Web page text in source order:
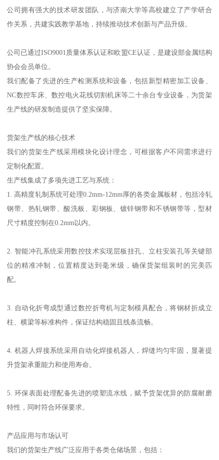
公司拥有强大的技术研发团队，与济南大学等高校建立了产学研合
作关系，共建实践教学基地，持续推动技术创新与产品升级。
公司已通过ISO9001质量体系认证和欧盟CE认证，是建设部金属结构
协会会员单位。
我们配备了先进的生产检测系统和设备，包括新型精密加工设备、
NC数控车床、数控电火花线切割机床等二十余台专业设备，为货架
生产线的研发制造提供了坚实保障。
货架生产线的核心技术
我们的货架生产线采用模块化设计理念，可根据客户不同需求进行
定制化配置。
生产线集成了多项先进工艺与系统：
1. 高精度轧制系统可处理0.2mm-12mm厚的各类金属板材，包括冷轧
钢带、热轧钢带、酸洗板、彩钢板、镀锌钢带和不锈钢带等，型材
尺寸精度控制在0.2mm以内。
2. 智能冲孔系统采用数控技术实现层板挂孔、立柱安装孔等关键部
位的精准冲制，位置精度达到毫米级，确保货架组装时的完美匹
配。
3. 自动化折弯成型通过数控折弯机与定制模具配合，将钢材折成立
柱、横梁等标准构件，保证结构稳固且线条流畅。
4. 机器人焊接系统采用自动化焊接机器人，焊缝均匀牢固，显著提
升货架承重能力和使用寿命。
5. 环保表面处理配备先进的喷塑流水线，赋予货架优异的防腐耐磨
特性，同时符合环保要求。
产品应用与市场认可
我们的货架生产线广泛应用于各类仓储场景，包括：